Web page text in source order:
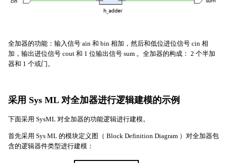
全加器的功能：输入信号 ain 和 bin 相加，然后和低位进位信号 cin 相
加，输出进位信号 cout 和 1 位输出信号 sum 。全加器的构成： 2 个半加
器和 1 个或门。
采用 Sys ML 对全加器进行逻辑建模的示例
下面采用 SysML 对全加器的功能逻辑进行建模。
首先采用 Sys ML 的模块定义图（ Block Definition Diagram ）对全加器包
含的逻辑器件类型进行建模：